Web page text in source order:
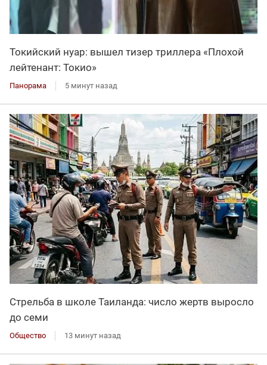
Токийский нуар: вышел тизер триллера «Плохой
лейтенант: Токио»
Панорама 5 минут назад
Стрельба в школе Таиланда: число жертв выросло
до семи
Общество 13 минут назад